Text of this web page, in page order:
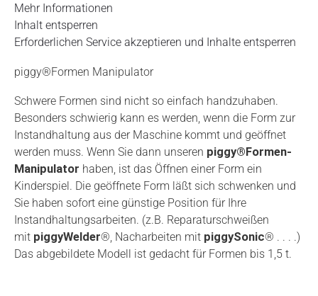
Mehr Informationen
Inhalt entsperren
Erforderlichen Service akzeptieren und Inhalte entsperren
piggy®Formen Manipulator
Schwere Formen sind nicht so einfach handzuhaben.
Besonders schwierig kann es werden, wenn die Form zur
Instandhaltung aus der Maschine kommt und geöffnet
werden muss. Wenn Sie dann unseren piggy®Formen-
Manipulator haben, ist das Öffnen einer Form ein
Kinderspiel. Die geöffnete Form läßt sich schwenken und
Sie haben sofort eine günstige Position für Ihre
Instandhaltungsarbeiten. (z.B. Reparaturschweißen
mit piggyWelder®, Nacharbeiten mit piggySonic® . . . .)
Das abgebildete Modell ist gedacht für Formen bis 1,5 t.